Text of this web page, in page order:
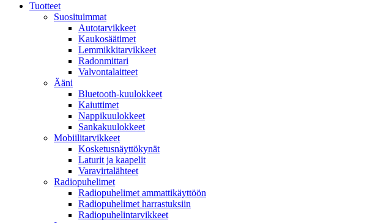
Tuotteet
Suosituimmat
Autotarvikkeet
Kaukosäätimet
Lemmikkitarvikkeet
Radonmittari
Valvontalaitteet
Ääni
Bluetooth-kuulokkeet
Kaiuttimet
Nappikuulokkeet
Sankakuulokkeet
Mobiilitarvikkeet
Kosketusnäyttökynät
Laturit ja kaapelit
Varavirtalähteet
Radiopuhelimet
Radiopuhelimet ammattikäyttöön
Radiopuhelimet harrastuksiin
Radiopuhelintarvikkeet